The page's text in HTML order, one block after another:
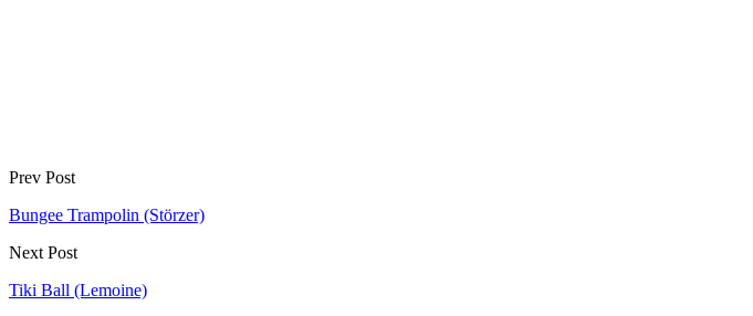
Prev Post
Bungee Trampolin (Störzer)
Next Post
Tiki Ball (Lemoine)